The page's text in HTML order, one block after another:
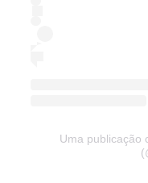
Uma publicação